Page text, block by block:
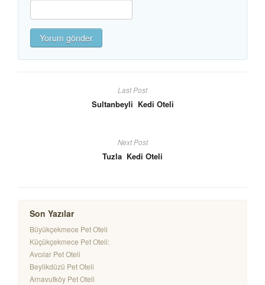
Last Post
Sultanbeyli Kedi Oteli
Next Post
Tuzla Kedi Oteli
Son Yazılar
Büyükçekmece Pet Oteli
Küçükçekmece Pet Oteli:
Avcılar Pet Oteli
Beylikdüzü Pet Oteli
Arnavutköy Pet Oteli